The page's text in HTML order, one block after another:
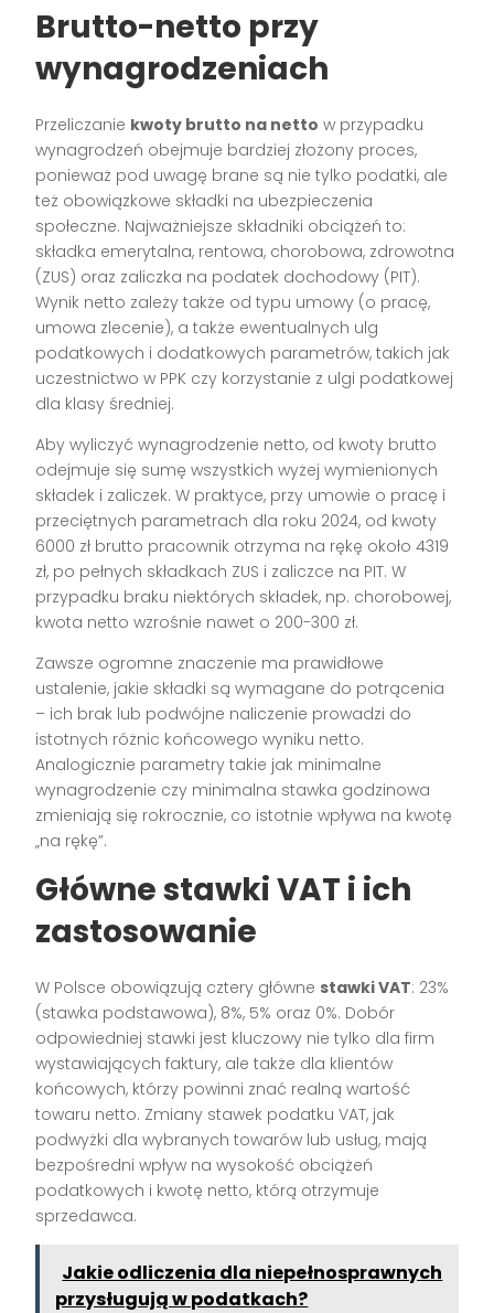
Brutto-netto przy
wynagrodzeniach
Przeliczanie kwoty brutto na netto w przypadku
wynagrodzeń obejmuje bardziej złożony proces,
ponieważ pod uwagę brane są nie tylko podatki, ale
też obowiązkowe składki na ubezpieczenia
społeczne. Najważniejsze składniki obciążeń to:
składka emerytalna, rentowa, chorobowa, zdrowotna
(ZUS) oraz zaliczka na podatek dochodowy (PIT).
Wynik netto zależy także od typu umowy (o pracę,
umowa zlecenie), a także ewentualnych ulg
podatkowych i dodatkowych parametrów, takich jak
uczestnictwo w PPK czy korzystanie z ulgi podatkowej
dla klasy średniej.
Aby wyliczyć wynagrodzenie netto, od kwoty brutto
odejmuje się sumę wszystkich wyżej wymienionych
składek i zaliczek. W praktyce, przy umowie o pracę i
przeciętnych parametrach dla roku 2024, od kwoty
6000 zł brutto pracownik otrzyma na rękę około 4319
zł, po pełnych składkach ZUS i zaliczce na PIT. W
przypadku braku niektórych składek, np. chorobowej,
kwota netto wzrośnie nawet o 200-300 zł.
Zawsze ogromne znaczenie ma prawidłowe
ustalenie, jakie składki są wymagane do potrącenia
– ich brak lub podwójne naliczenie prowadzi do
istotnych różnic końcowego wyniku netto.
Analogicznie parametry takie jak minimalne
wynagrodzenie czy minimalna stawka godzinowa
zmieniają się rokrocznie, co istotnie wpływa na kwotę
„na rękę”.
Główne stawki VAT i ich
zastosowanie
W Polsce obowiązują cztery główne stawki VAT: 23%
(stawka podstawowa), 8%, 5% oraz 0%. Dobór
odpowiedniej stawki jest kluczowy nie tylko dla firm
wystawiających faktury, ale także dla klientów
końcowych, którzy powinni znać realną wartość
towaru netto. Zmiany stawek podatku VAT, jak
podwyżki dla wybranych towarów lub usług, mają
bezpośredni wpływ na wysokość obciążeń
podatkowych i kwotę netto, którą otrzymuje
sprzedawca.
Jakie odliczenia dla niepełnosprawnych
przysługują w podatkach?